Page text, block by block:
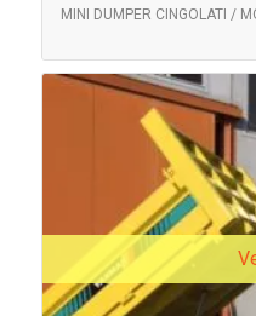
MINI DUMPER CINGOLATI /